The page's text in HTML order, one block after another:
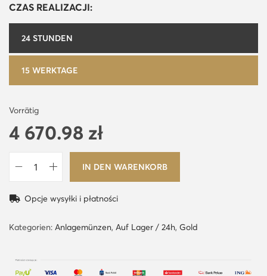
CZAS REALIZACJI:
24 STUNDEN
15 WERKTAGE
Vorrätig
4 670.98 zł
C
n
P
IN DEN WARENKORB
Opcje wysyłki i płatności
Kategorien: Anlagemünzen, Auf Lager / 24h, Gold